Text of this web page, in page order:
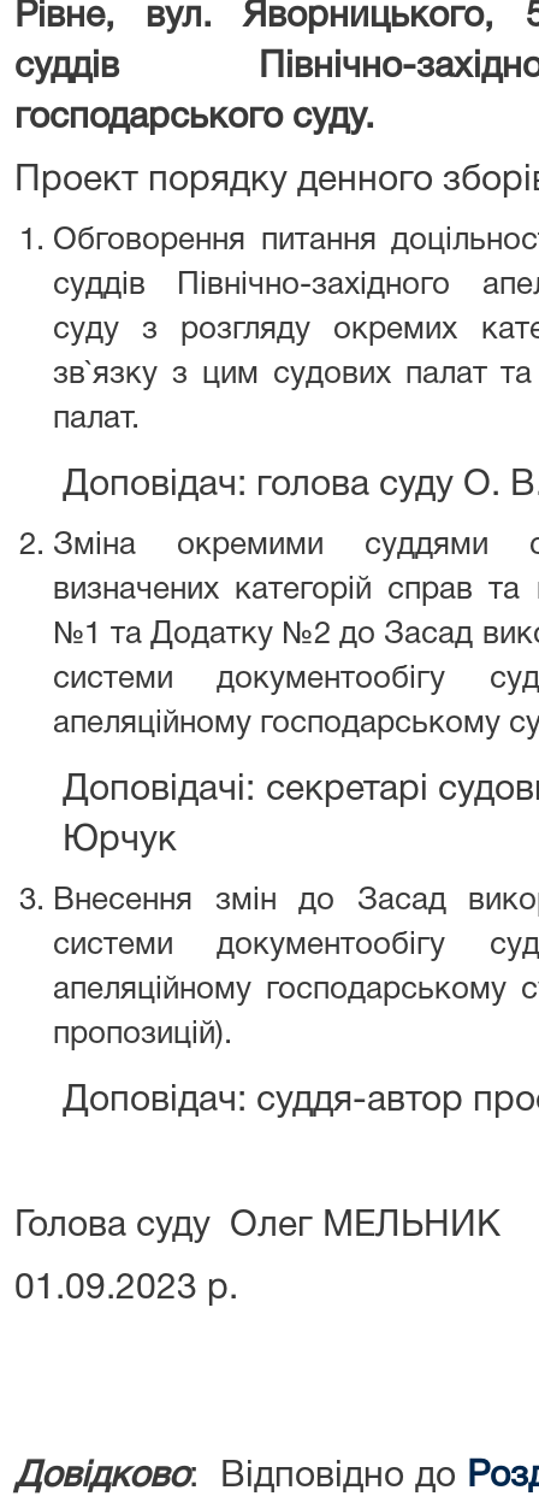
Рівне, вул. Яворницького,
суддів Північно-
господарського суду.
Проект порядку денного
Обговорення питання
суддів Північно-західного
суду з розгляду окремих
зв`язку з цим судових палат
палат.
Доповідач: голова суду О.
Зміна окремими суддями
визначених категорій справ
№1 та Додатку №2 до Засад
системи документообігу
апеляційному господарському
Доповідачі: секретарі
Юрчук
Внесення змін до Засад
системи документообігу
апеляційному господарському
пропозицій).
Доповідач: суддя-автор
Голова суду Олег МЕЛЬНИК
01.09.2023 р.
Довідково: Відповідно до